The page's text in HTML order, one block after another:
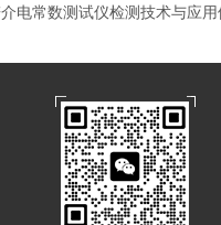
电常数测试仪检测技术与应用